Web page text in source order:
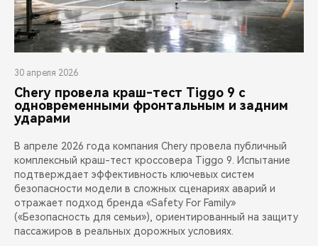
30 апреля 2026
Chery провела краш-тест Tiggo 9 с
одновременными фронтальным и задним
ударами
В апреле 2026 года компания Chery провела публичный
комплексный краш-тест кроссовера Tiggo 9. Испытание
подтверждает эффективность ключевых систем
безопасности модели в сложных сценариях аварий и
отражает подход бренда «Safety For Family»
(«Безопасность для семьи»), ориентированный на защиту
пассажиров в реальных дорожных условиях.